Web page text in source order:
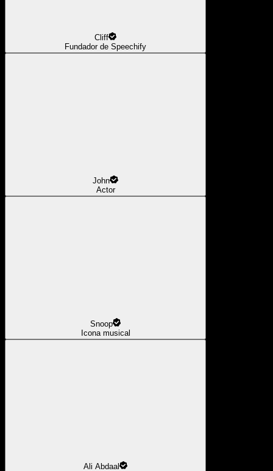
Cliff
Fundador de Speechify
John
Actor
Snoop
Icona musical
Ali Abdaal